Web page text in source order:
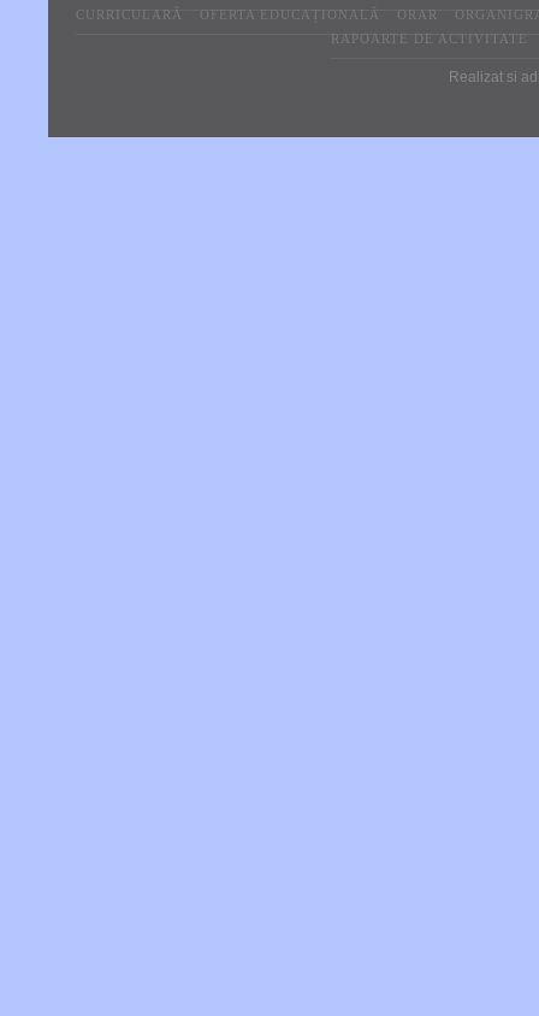
CURRICULARĂ OFERTA EDUCAȚIONALĂ ORAR
RAPOARTE DE ACTIVITATE
Realizat si